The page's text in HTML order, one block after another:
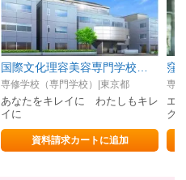
専修学校（専門学校）|東京都
あなたをキレイに わたしもキレ
イに
資料請求カートに追加
窪
専
エ
ク
ル